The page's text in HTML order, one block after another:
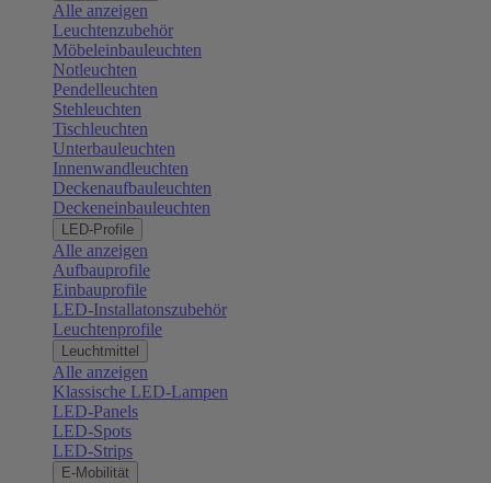
Alle anzeigen
Leuchtenzubehör
Möbeleinbauleuchten
Notleuchten
Pendelleuchten
Stehleuchten
Tischleuchten
Unterbauleuchten
Innenwandleuchten
Deckenaufbauleuchten
Deckeneinbauleuchten
LED-Profile
Alle anzeigen
Aufbauprofile
Einbauprofile
LED-Installatonszubehör
Leuchtenprofile
Leuchtmittel
Alle anzeigen
Klassische LED-Lampen
LED-Panels
LED-Spots
LED-Strips
E-Mobilität